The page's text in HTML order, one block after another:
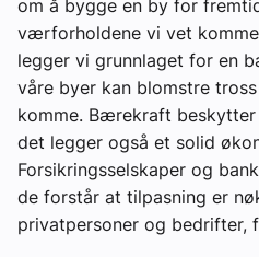
om å bygge en by for
værforholdene vi vet
legger vi grunnlaget for en
våre byer kan blomstre
komme. Bærekraft
det legger også et solid
Forsikringsselskaper og
de forstår at tilpasning er
privatpersoner og bedrifter,